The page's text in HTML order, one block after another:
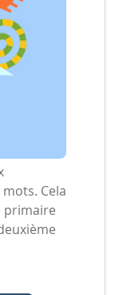
Cela
primaire